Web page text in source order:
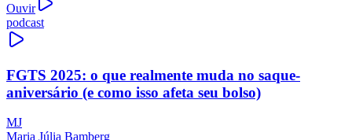
Ouvir
podcast
FGTS 2025: o que realmente muda no saque-
aniversário (e como isso afeta seu bolso)
MJ
Maria Júlia Bamberg